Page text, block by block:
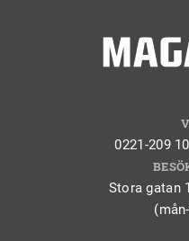
0221-209
Stora gatan